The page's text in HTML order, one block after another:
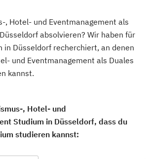
, Hotel- und Eventmanagement als
absolvieren? Wir haben für
in Düsseldorf recherchiert, an denen
und Eventmanagement als Duales
kannst.
, Hotel- und
Studium in Düsseldorf, dass du
studieren kannst: